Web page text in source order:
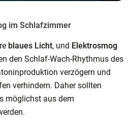
im Schlafzimmer
blaues Licht, und Elektrosmog
den Schlaf-Wach-Rhythmus des
verzögern und
verhindern. Daher sollten
möglichst aus dem